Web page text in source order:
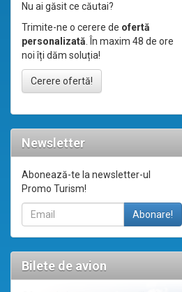
Nu ai găsit ce căutai?
Trimite-ne o cerere de ofertă
personalizată. În maxim 48 de ore
noi îți dăm soluția!
Cerere ofertă!
Newsletter
Abonează-te la newsletter-ul
Promo Turism!
Bilete de avion